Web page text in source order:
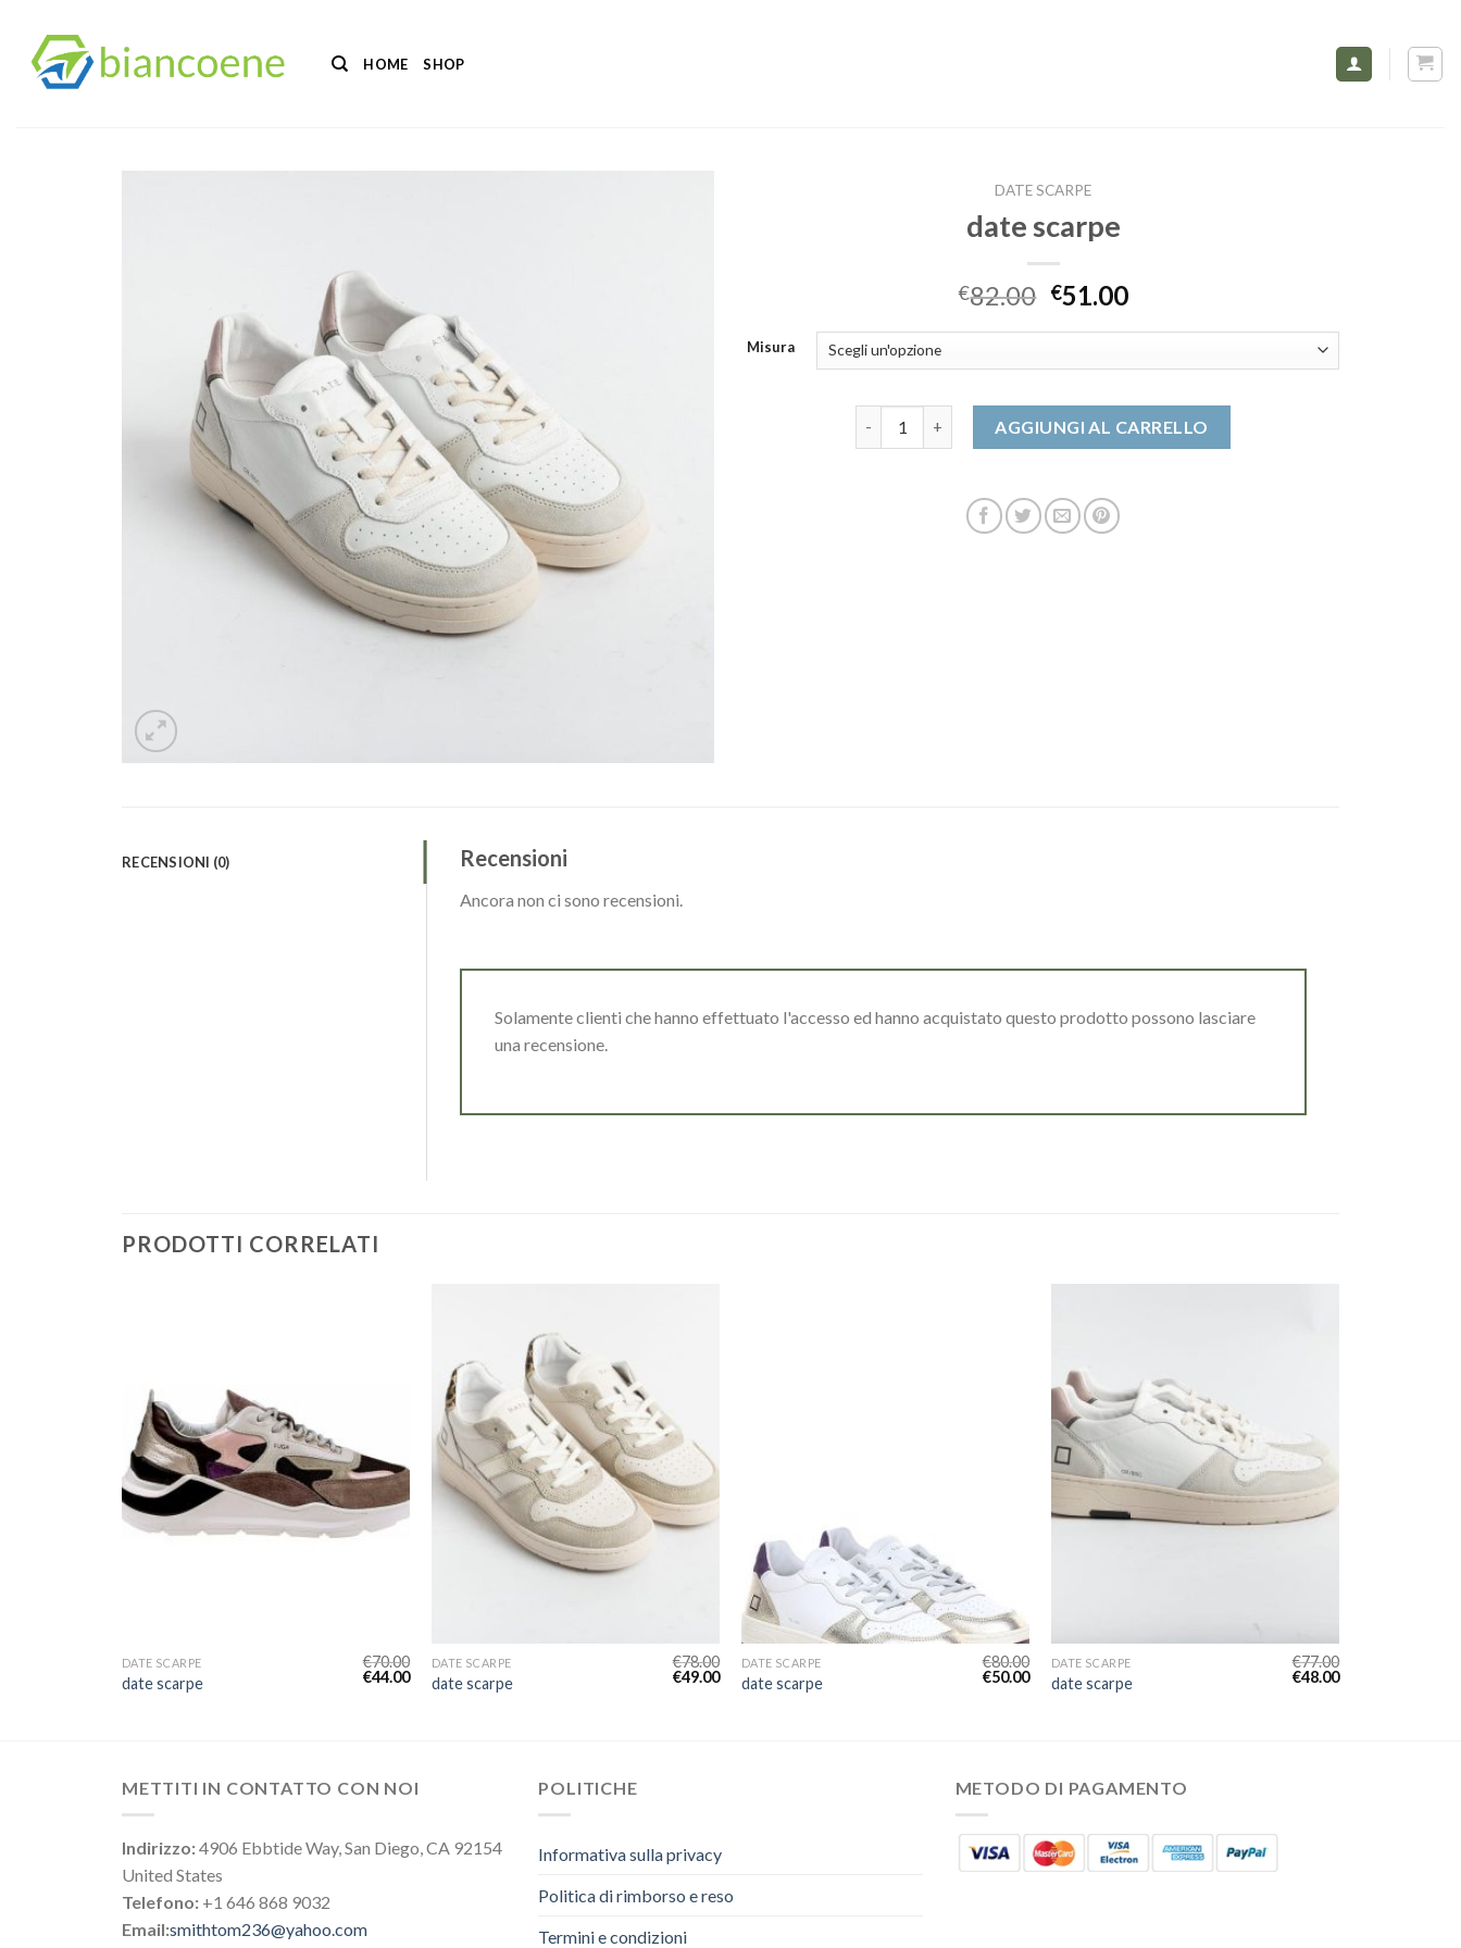
contenuti
HOME SHOP
DATE SCARPE
date scarpe
€82.00 €51.00
Misura
AGGIUNGI AL CARRELLO
RECENSIONI (0) Recensioni
Ancora non ci sono recensioni.
Solamente clienti che hanno effettuato l'accesso ed hanno acquistato questo prodotto possono lasciare
una recensione.
PRODOTTI CORRELATI
DATE SCARPE
date scarpe
€70.00
€44.00
DATE SCARPE
date scarpe
€78.00
€49.00
DATE SCARPE
date scarpe
€80.00
€50.00
DATE SCARPE
date scarpe
€77.00
€48.00
METTITI IN CONTATTO CON NOI
Indirizzo:4906 Ebbtide Way, San Diego, CA 92154
United States
Telefono: +1 646 868 9032
Email:smithtom236@yahoo.com
POLITICHE
Informativa sulla privacy
Politica di rimborso e reso
Termini e condizioni
METODO DI PAGAMENTO